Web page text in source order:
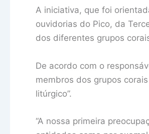
A iniciativa, que foi
ouvidorias do Pico, da
dos diferentes grupos
De acordo com o
membros dos grupos
litúrgico”.
“A nossa primeira